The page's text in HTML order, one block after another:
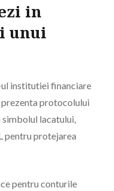
in
unui
institutiei financiare
protocolului
simbolul lacatului,
pentru protejarea
pentru conturile